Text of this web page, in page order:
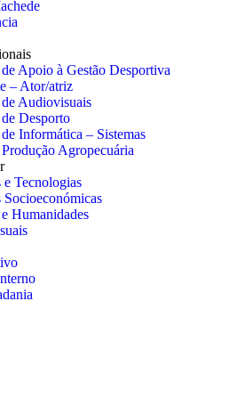
Apoio à Gestão Desportiva
– Ator/atriz
Audiovisuais
Desporto
Informática – Sistemas
Agropecuária
e Tecnologias
Socioeconómicas
Humanidades